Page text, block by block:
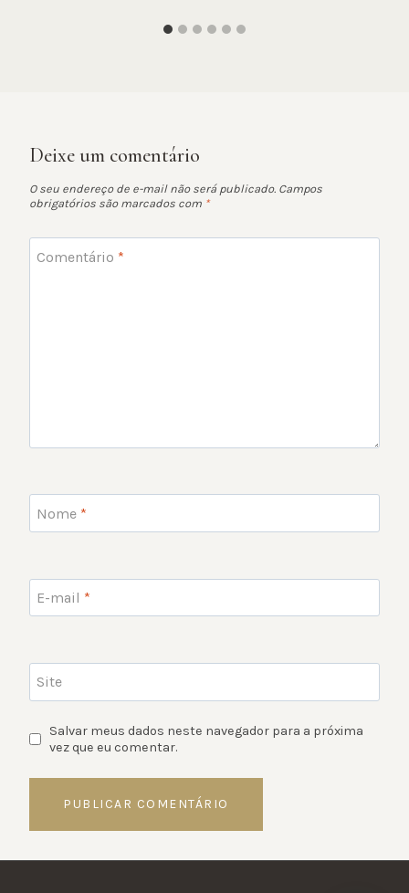
Deixe um comentário
O seu endereço de e-mail não será publicado. Campos
obrigatórios são marcados com *
Comentário *
Nome *
E-mail *
Site
Salvar meus dados neste navegador para a próxima
vez que eu comentar.